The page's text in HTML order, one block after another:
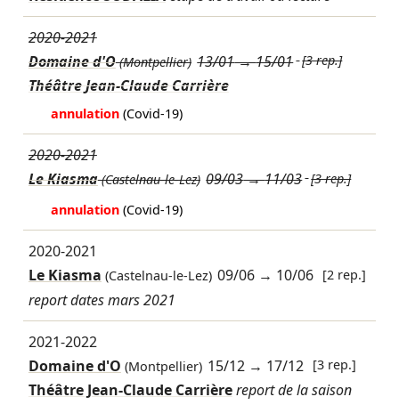
2020-2021
Domaine d'O(Montpellier) 13/01→15/01 [3 rep.]
Théâtre Jean-Claude Carrière
annulation (Covid-19)
2020-2021
Le Kiasma(Castelnau-le-Lez) 09/03→11/03 [3 rep.]
annulation (Covid-19)
2020-2021
Le Kiasma (Castelnau-le-Lez) 09/06 → 10/06 [2 rep.]
report dates mars 2021
2021-2022
Domaine d'O (Montpellier) 15/12 → 17/12 [3 rep.]
Théâtre Jean-Claude Carrièrereport de la saison